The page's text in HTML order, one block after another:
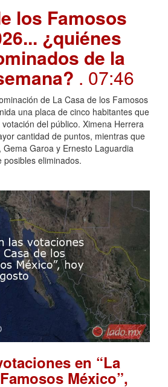
los Famosos
¿quiénes
de la
. 07:46
de La Casa de los Famosos
una placa de cinco habitantes que
del público. Ximena Herrera
cantidad de puntos, mientras que
Gema Garoa y Ernesto Laguardia
eliminados.
en “La
México”,